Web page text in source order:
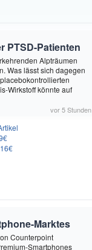
PTSD-Patienten
Alpträumen
Was lässt sich dagegen
Wirkstoff könnte auf
vor 5 Stunden
Marktes
Counterpoint
Smartphones